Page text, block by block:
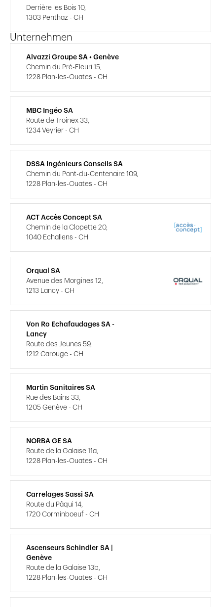
Derrière les Bois 10,
1303 Penthaz - CH
Unternehmen
Alvazzi Groupe SA • Genève
Chemin du Pré-Fleuri 15,
1228 Plan-les-Ouates - CH
MBC Ingéo SA
Route de Troinex 33,
1234 Veyrier - CH
DSSA Ingénieurs Conseils SA
Chemin du Pont-du-Centenaire 109,
1228 Plan-les-Ouates - CH
ACT Accès Concept SA
Chemin de la Clopette 20,
1040 Echallens - CH
Orqual SA
Avenue des Morgines 12,
1213 Lancy - CH
Von Ro Echafaudages SA -
Lancy
Route des Jeunes 59,
1212 Carouge - CH
Martin Sanitaires SA
Rue des Bains 33,
1205 Genève - CH
NORBA GE SA
Route de la Galaise 11a,
1228 Plan-les-Ouates - CH
Carrelages Sassi SA
Route du Pâqui 14,
1720 Corminboeuf - CH
Ascenseurs Schindler SA |
Genève
Route de la Galaise 13b,
1228 Plan-les-Ouates - CH